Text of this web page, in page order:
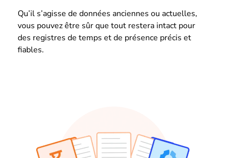
Qu’il s’agisse de données anciennes ou actuelles,
vous pouvez être sûr que tout restera intact pour
des registres de temps et de présence précis et
fiables.